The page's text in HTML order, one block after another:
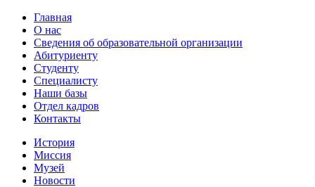
Главная
О нас
Сведения об образовательной организации
Абитуриенту
Студенту
Специалисту
Наши базы
Отдел кадров
Контакты
История
Миссия
Музей
Новости